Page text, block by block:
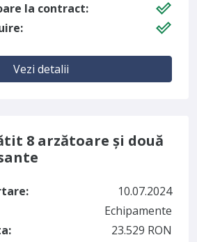
la contract:
Vezi detalii
8 arzătoare și două
10.07.2024
Echipamente
23.529 RON